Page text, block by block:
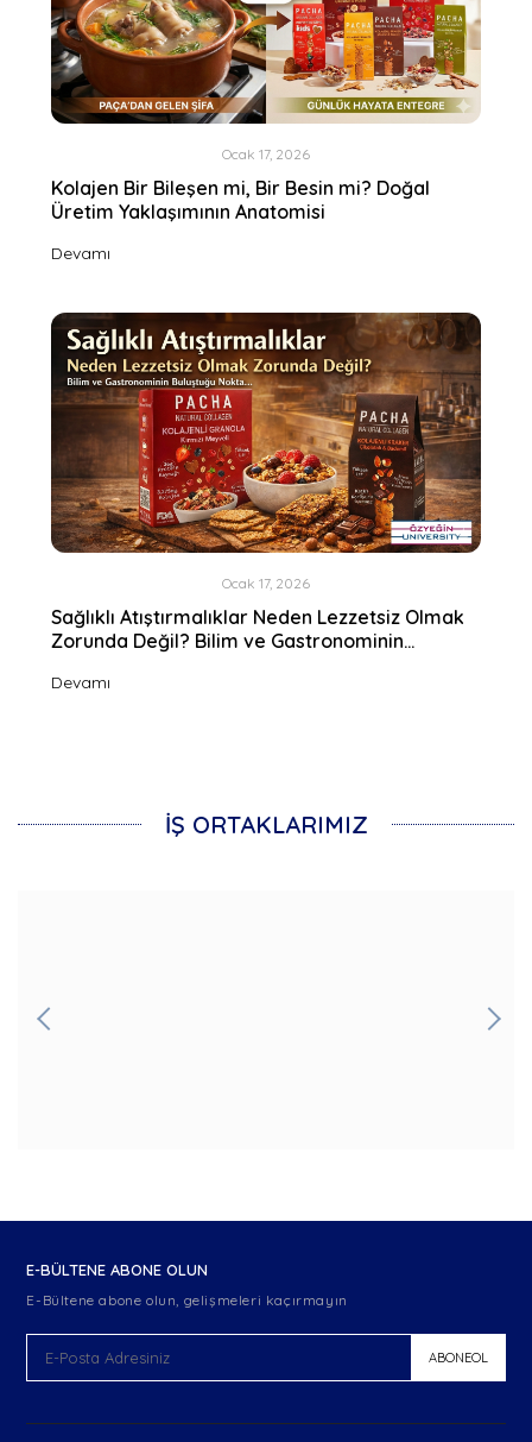
Ocak 17, 2026
Kolajen Bir Bileşen mi, Bir Besin mi? Doğal
Üretim Yaklaşımının Anatomisi
Devamı
Ocak 17, 2026
Sağlıklı Atıştırmalıklar Neden Lezzetsiz Olmak
Zorunda Değil? Bilim ve Gastronominin
Devamı
İŞ ORTAKLARIMIZ
E-BÜLTENE ABONE OLUN
E-Bültene abone olun, gelişmeleri kaçırmayın
ABONEOL